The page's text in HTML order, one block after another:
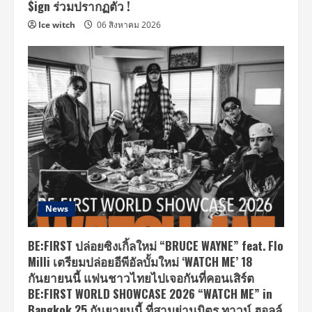
$ign ร่วมปรากฏตัว !
Ice witch 06 สิงหาคม 2026
News
BE:FIRST ปล่อยซิงเกิ้ลใหม่ “BRUCE WAYNE” feat. Flo
Milli เตรียมปล่อยอีพีอัลบั้มใหม่ ‘WATCH ME’ 18
กันยายนนี้ แฟนชาวไทยไปเจอกันที่คอนเสิร์ต
BE:FIRST WORLD SHOWCASE 2026 “WATCH ME” in